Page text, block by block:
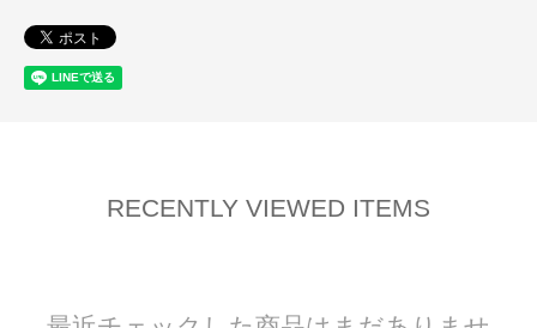
RECENTLY VIEWED ITEMS